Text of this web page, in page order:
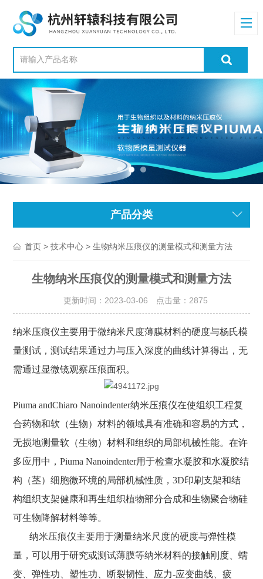
产品分类
首页 >技术中心 > 生物纳米压痕仪的测量模式和测量方法
生物纳米压痕仪的测量模式和测量方法
更新时间：2023-03-06 点击量： 2875
纳米压痕仪主要用于微纳米尺度薄膜材料的硬度与杨氏模
量测试，测试结果通过力与压入深度的曲线计算得出，无
需通过显微镜观察压痕面积。
Piuma andChiaro Nanoindenter纳米压痕仪在使组织工程复
合药物和软（生物）材料的领域具有准确和容易的方式，
无损地测量软（生物）材料和组织的局部机械性能。在许
多应用中，Piuma Nanoindenter用于检查水凝胶和水凝胶结
构（茎）细胞微环境的局部机械性质，3D印刷支架和结
构组织支架健康和再生组织植物部分合成和生物聚合物硅
可生物降解材料等等。
纳米压痕仪主要用于测量纳米尺度的硬度与弹性模
量，可以用于研究或测试薄膜等纳米材料的接触刚度、蠕
变、弹性功、塑性功、断裂韧性、应力-应变曲线、疲